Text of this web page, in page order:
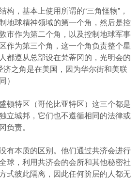
构，基本上使用所谓的“三角怪物”，
地球精神领域的第一个角，然后是控
市作为第二个角，以及控制地球军事
作为第三个角，这一个角负责整个星
都遵从总部设在梵蒂冈的，光明会的
济之角是在美国，因为华尔街和美联
）
顿特区（哥伦比亚特区）这三个都是
立城邦，它们也不遵循相同的法律或
负责。
有本质的区别。他们通过共济会进行
球，利用共济会的会所和其他秘密社
式彼此隔离，因此任何阶层的人都无